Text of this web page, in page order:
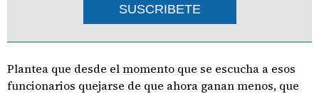
SUSCRIBETE
Plantea que desde el momento que se escucha a esos
funcionarios quejarse de que ahora ganan menos, que